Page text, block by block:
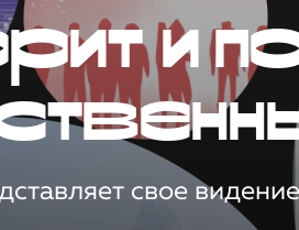
и
свое